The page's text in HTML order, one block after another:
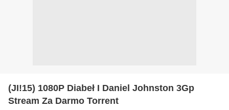
(JI!15) 1080P Diabeł I Daniel Johnston 3Gp
Stream Za Darmo Torrent